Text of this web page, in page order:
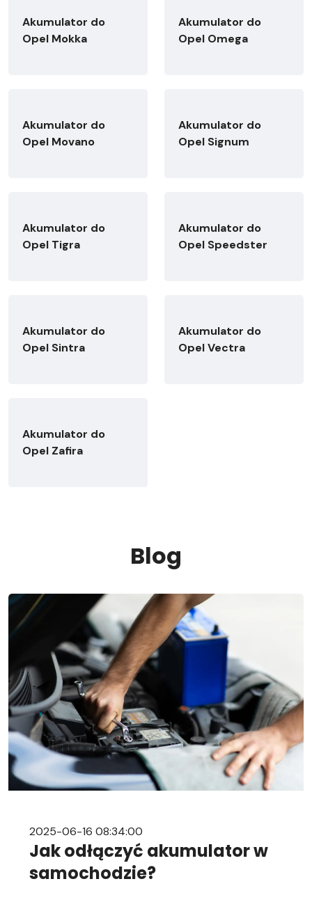
Akumulator do
Opel Mokka
Akumulator do
Opel Omega
Akumulator do
Opel Movano
Akumulator do
Opel Signum
Akumulator do
Opel Tigra
Akumulator do
Opel Speedster
Akumulator do
Opel Sintra
Akumulator do
Opel Vectra
Akumulator do
Opel Zafira
Blog
2025-06-16 08:34:00
Jak odłączyć akumulator w
samochodzie?